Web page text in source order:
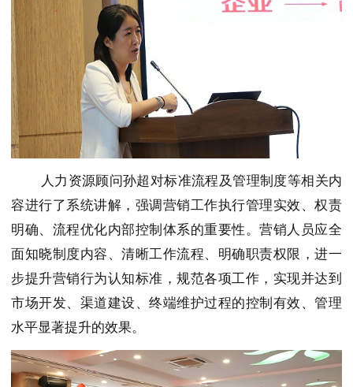
人力资源顾问孙超对标准流程及管理制度等相关内
容进行了系统讲解，强调营销工作执行管理实效、权责
明确、流程优化内部控制体系的重要性。营销人员应全
面知晓制度内容、清晰工作流程、明确职责权限，进一
步提升营销行为认知标准，规范各项工作，实现并达到
市场开发、渠道建设、终端维护过程的控制有效、管理
水平显著提升的效果。